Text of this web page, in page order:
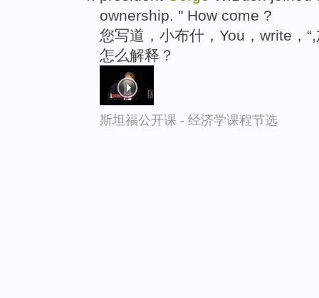
ownership. " How come ?
您写道，小布什，You，write，
怎么解释？
斯坦福公开课 - 经济学课程节选